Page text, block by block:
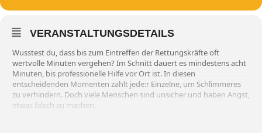
VERANSTALTUNGSDETAILS
Wusstest du, dass bis zum Eintreffen der Rettungskräfte oft
wertvolle Minuten vergehen? Im Schnitt dauert es mindestens acht
Minuten, bis professionelle Hilfe vor Ort ist. In diesen
entscheidenden Momenten zählt jede:r Einzelne, um Schlimmeres
zu verhindern. Doch viele Menschen sind unsicher und haben Angst,
etwas falsch zu machen.